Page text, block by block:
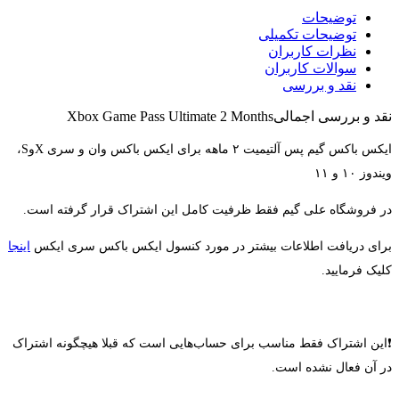
توضیحات
توضیحات تکمیلی
نظرات کاربران
سوالات کاربران
نقد و بررسی
نقد و بررسی اجمالیXbox Game Pass Ultimate 2 Months
ایکس باکس گیم پس آلتیمیت ۲ ماهه برای ایکس باکس وان و سری XوS،
ویندوز ۱۰ و ۱۱
در فروشگاه علی گیم فقط ظرفیت کامل این اشتراک قرار گرفته است.
برای دریافت اطلاعات بیشتر در مورد کنسول ایکس باکس سری ایکس
اینجا
کلیک فرمایید.
❗️این اشتراک فقط مناسب برای حساب‌هایی است که قبلا هیچگونه اشتراک
در آن فعال نشده است.